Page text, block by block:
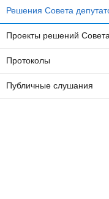
Решения Совета
Проекты решений
Протоколы
Публичные слушания